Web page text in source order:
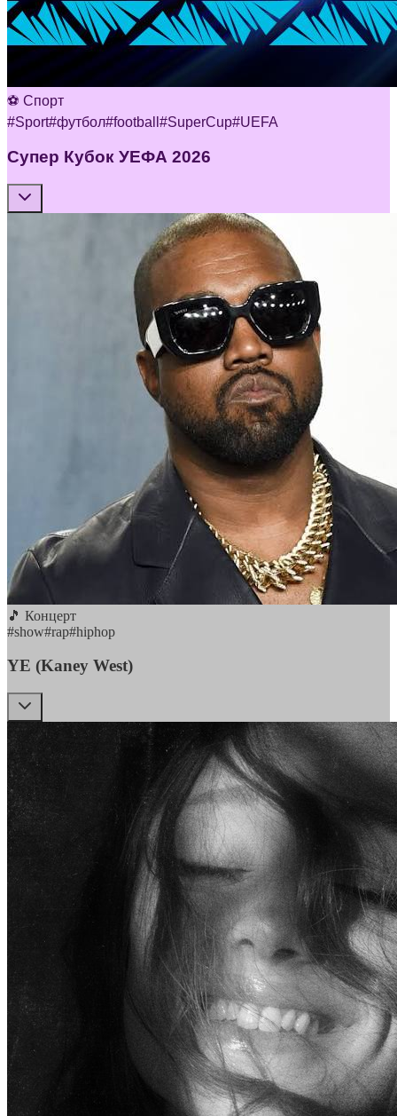
⚽ Спорт
#Sport#футбол#football #SuperCup#UEFA
Супер Кубок УЕФА 2026
🎵 Концерт
#show#rap#hiphop
YE (Kaney West)